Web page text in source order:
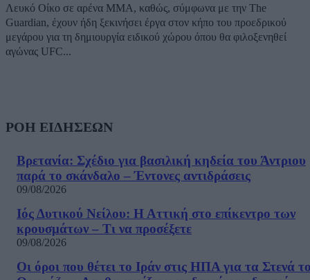
Λευκό Οίκο σε αρένα ΜΜΑ, καθώς, σύμφωνα με την The
Guardian, έχουν ήδη ξεκινήσει έργα στον κήπο του προεδρικού
μεγάρου για τη δημιουργία ειδικού χώρου όπου θα φιλοξενηθεί
αγώνας UFC...
ΡΟΗ ΕΙΔΗΣΕΩΝ
Βρετανία: Σχέδιο για βασιλική κηδεία του Άντριου
παρά το σκάνδαλο – Έντονες αντιδράσεις
09/08/2026
Ιός Δυτικού Νείλου: Η Αττική στο επίκεντρο των
κρουσμάτων – Τι να προσέξετε
09/08/2026
Οι όροι που θέτει το Ιράν στις ΗΠΑ για τα Στενά